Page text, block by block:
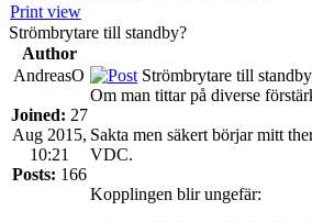
Print view
Strömbrytare till standby?
Author
AndreasO
Joined: 27
Aug 2015,
10:21
Posts: 166
Strömbrytare till
Om man tittar på diverse
Sakta men säkert börjar mitt
VDC.
Kopplingen blir ungefär: